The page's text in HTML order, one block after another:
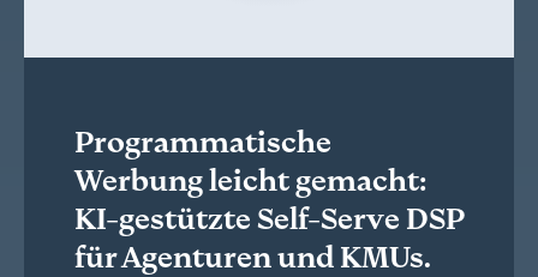
Programmatische
Werbung leicht gemacht:
KI-gestützte Self-Serve DSP
für Agenturen und KMUs.